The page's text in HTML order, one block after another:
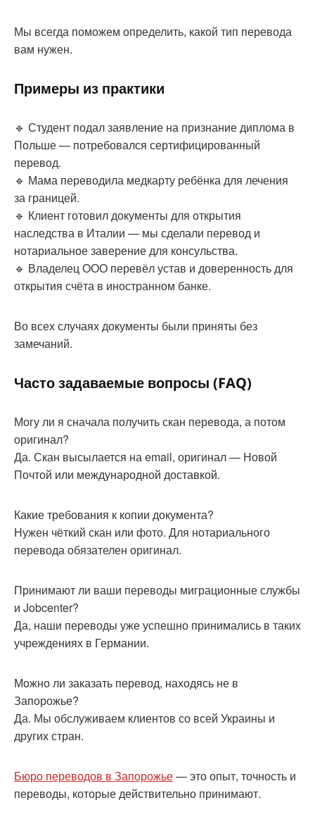
Мы всегда поможем определить, какой тип перевода
вам нужен.
Примеры из практики
🔹 Студент подал заявление на признание диплома в
Польше — потребовался сертифицированный
перевод.
🔹 Мама переводила медкарту ребёнка для лечения
за границей.
🔹 Клиент готовил документы для открытия
наследства в Италии — мы сделали перевод и
нотариальное заверение для консульства.
🔹 Владелец ООО перевёл устав и доверенность для
открытия счёта в иностранном банке.
Во всех случаях документы были приняты без
замечаний.
Часто задаваемые вопросы (FAQ)
Могу ли я сначала получить скан перевода, а потом
оригинал?
Да. Скан высылается на email, оригинал — Новой
Почтой или международной доставкой.
Какие требования к копии документа?
Нужен чёткий скан или фото. Для нотариального
перевода обязателен оригинал.
Принимают ли ваши переводы миграционные службы
и Jobcenter?
Да, наши переводы уже успешно принимались в таких
учреждениях в Германии.
Можно ли заказать перевод, находясь не в
Запорожье?
Да. Мы обслуживаем клиентов со всей Украины и
других стран.
Бюро переводов в Запорожье— это опыт, точность и
переводы, которые действительно принимают.